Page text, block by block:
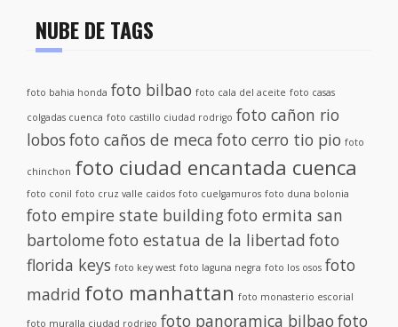
NUBE DE TAGS
foto bahia honda foto bilbao foto cala del aceite foto casas
colgadas cuenca foto castillo ciudad rodrigo foto cañon rio
lobos foto caños de meca foto cerro tio pio foto
chinchon foto ciudad encantada cuenca
foto conil foto cruz valle caidos foto cuelgamuros foto duna bolonia
foto empire state buildingfoto ermita san
bartolomefoto estatua de la libertad foto
florida keys foto key west foto laguna negra foto los osos foto
madrid foto manhattan foto monasterio escorial
foto muralla ciudad rodrigo foto panoramica bilbao foto